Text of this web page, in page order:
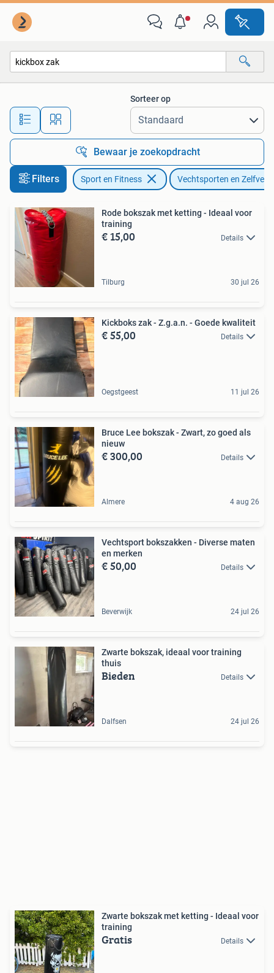
Alle afstanden…
Sorteer op
Bewaar je zoekopdracht
Filters Sport en Fitness Vechtsporten en
Rode bokszak met ketting - Ideaal voor
training
€ 15,00 Details
Tilburg 30 jul 26
Kickboks zak - Z.g.a.n. - Goede kwaliteit
€ 55,00 Details
Oegstgeest 11 jul 26
Bruce Lee bokszak - Zwart, zo goed als
nieuw
€ 300,00 Details
Almere 4 aug 26
Vechtsport bokszakken - Diverse maten
en merken
€ 50,00 Details
Beverwijk 24 jul 26
Zwarte bokszak, ideaal voor training
thuis
Bieden Details
Dalfsen 24 jul 26
Zwarte bokszak met ketting - Ideaal voor
training
Gratis Details